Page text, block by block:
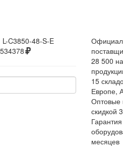
L-C3850-48-S-E
28 500
15
Европе,
Оптовые
скидкой
месяцев